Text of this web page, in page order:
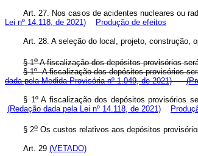
Art. 27. Nos casos de acidentes nucleares ou
Lei nº 14.118, de 2021)
Produção de efeitos
Art. 28. A seleção do local, projeto, construção,
§ 1oA fiscalização dos depósitos provisórios
§ 1º A fiscalização dos depósitos provisórios
dada pela Medida Provisória nº 1.049, de 2021)
(
§ 1º A fiscalização dos depósitos provisórios
(Redação dada pela Lei nº 14.118, de 2021)
§ 2o Os custos relativos aos depósitos
Art. 29 (VETADO)